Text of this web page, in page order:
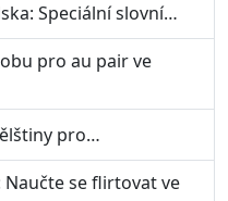
Speciální slovní…
pro au pair ve
pro…
se flirtovat ve